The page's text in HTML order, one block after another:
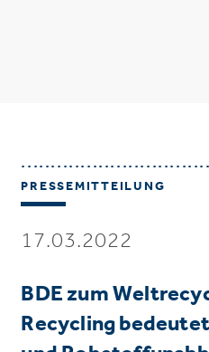
PRESSEMITTEILUNG
17.03.2022
BDE zum
Recycling